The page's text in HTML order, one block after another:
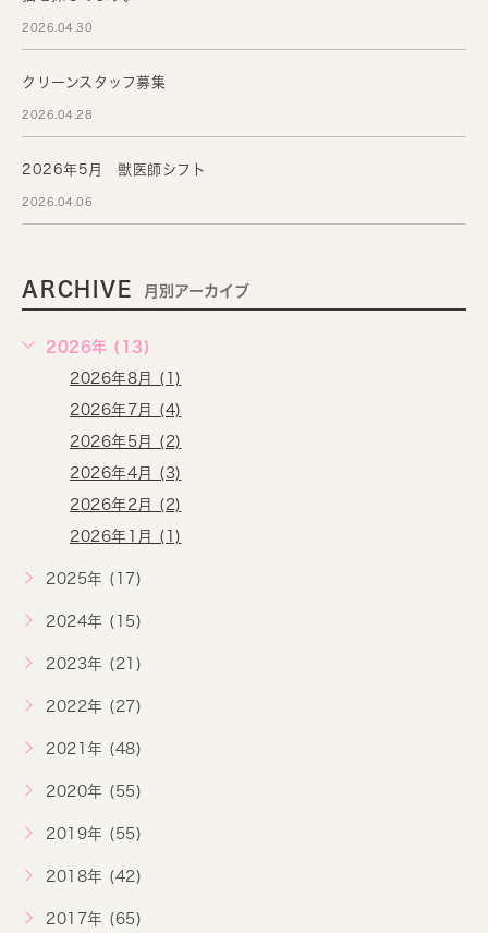
2026.04.30
クリーンスタッフ募集
2026.04.28
2026年5月 獣医師シフト
2026.04.06
ARCHIVE 月別アーカイブ
2026年 (13)
2026年8月 (1)
2026年7月 (4)
2026年5月 (2)
2026年4月 (3)
2026年2月 (2)
2026年1月 (1)
2025年 (17)
2024年 (15)
2023年 (21)
2022年 (27)
2021年 (48)
2020年 (55)
2019年 (55)
2018年 (42)
2017年 (65)